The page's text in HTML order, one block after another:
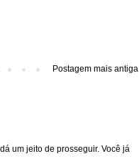
Postagem mais antiga
um jeito de prosseguir. Você já